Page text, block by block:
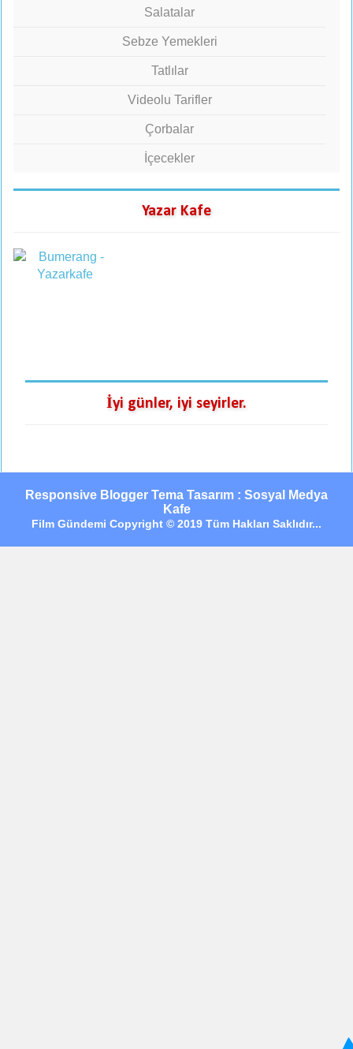
Salatalar
Sebze Yemekleri
Tatlılar
Videolu Tarifler
Çorbalar
İçecekler
Yazar Kafe
İyi günler, iyi seyirler.
Responsive Blogger Tema Tasarım : Sosyal Medya
Kafe
Film Gündemi Copyright © 2019 Tüm Hakları Saklıdır...